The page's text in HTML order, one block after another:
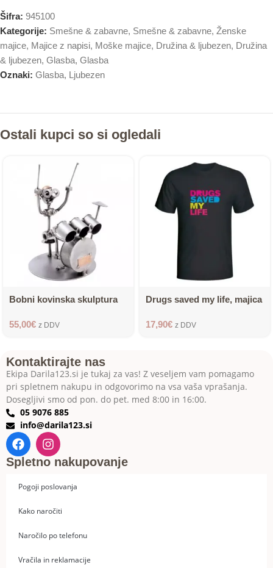
Šifra: 945100
Kategorije: Smešne & zabavne, Smešne & zabavne, Ženske
majice, Majice z napisi, Moške majice, Družina & ljubezen, Družina
& ljubezen, Glasba, Glasba
Oznaki: Glasba, Ljubezen
Ostali kupci so si ogledali
Bobni kovinska skulptura
55,00€ z DDV
Drugs saved my life, majica
17,90€ z DDV
Kontaktirajte nas
Ekipa Darila123.si je tukaj za vas! Z veseljem vam pomagamo
pri spletnem nakupu in odgovorimo na vsa vaša vprašanja.
Dosegljivi smo od pon. do pet. med 8:00 in 16:00.
05 9076 885
info@darila123.si
Spletno nakupovanje
Pogoji poslovanja
Kako naročiti
Naročilo po telefonu
Vračila in reklamacije